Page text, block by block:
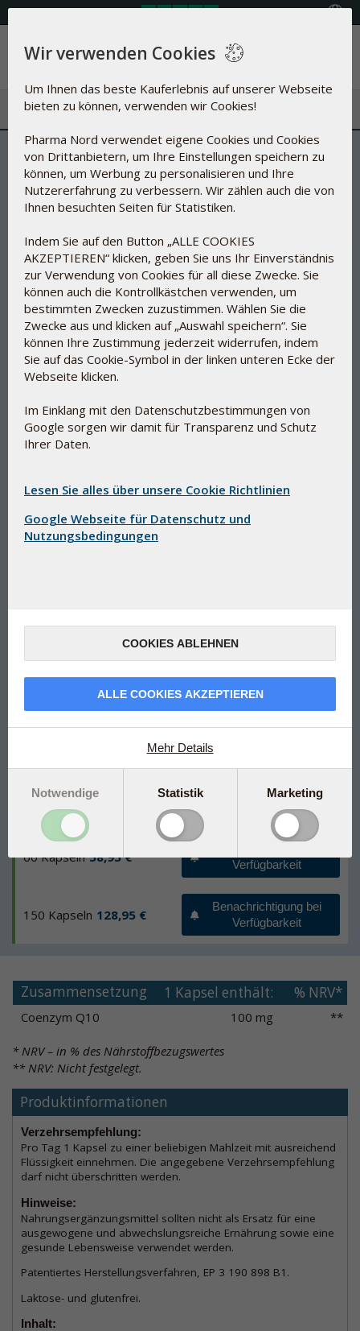
Menü
Q10 in einer 100% pflanzlichen
Q10 geeignet für Vegetarier und Veganer
Es wird die gleiche patentierte Wärmebehandlung
angewandt wie beim Q10 Bio-Qinon Gold, die sicherstellt,
dass die Q10-Moleküle optimal vom Körper
aufgenommen werden
Das verwendete Q10-Rohmaterial ist identisch
Hergestellt unter pharmazeutischer Kontrolle
30 Kapseln 31,85 €
Benachrichtigung bei
Verfügbarkeit
60 Kapseln 58,95 €
Verfügbarkeit
150 Kapseln 128,95 €
Benachrichtigung bei
Verfügbarkeit
Zusammensetzung 1 Kapsel enthält: % NRV*
Coenzym Q10 100 mg **
* NRV – in % des Nährstoffbezugswertes
** NRV: Nicht festgelegt.
Produktinformationen
Verzehrsempfehlung:
Pro Tag 1 Kapsel zu einer beliebigen Mahlzeit mit ausreichend
Flüssigkeit einnehmen. Die angegebene Verzehrsempfehlung
darf nicht überschritten werden.
Hinweise:
Nahrungsergänzungsmittel sollten nicht als Ersatz für eine
ausgewogene und abwechslungsreiche Ernährung sowie eine
gesunde Lebensweise verwendet werden.
Patentiertes Herstellungsverfahren, EP 3 190 898 B1.
Laktose- und glutenfrei.
Inhalt:
Wir verwenden Cookies
Um Ihnen das beste Kauferlebnis auf unserer Webseite
bieten zu können, verwenden wir Cookies!
Pharma Nord verwendet eigene Cookies und Cookies
von Drittanbietern, um Ihre Einstellungen speichern zu
können, um Werbung zu personalisieren und Ihre
Nutzererfahrung zu verbessern. Wir zählen auch die von
Ihnen besuchten Seiten für Statistiken.
Indem Sie auf den Button „ALLE COOKIES
AKZEPTIEREN“ klicken, geben Sie uns Ihr Einverständnis
zur Verwendung von Cookies für all diese Zwecke. Sie
können auch die Kontrollkästchen verwenden, um
bestimmten Zwecken zuzustimmen. Wählen Sie die
Zwecke aus und klicken auf „Auswahl speichern“. Sie
können Ihre Zustimmung jederzeit widerrufen, indem
Sie auf das Cookie-Symbol in der linken unteren Ecke der
Webseite klicken.
Im Einklang mit den Datenschutzbestimmungen von
Google sorgen wir damit für Transparenz und Schutz
Ihrer Daten.
Lesen Sie alles über unsere Cookie Richtlinien
Google Webseite für Datenschutz und
Nutzungsbedingungen
COOKIES ABLEHNEN
ALLE COOKIES AKZEPTIEREN
Mehr Details
Notwendige Statistik Marketing